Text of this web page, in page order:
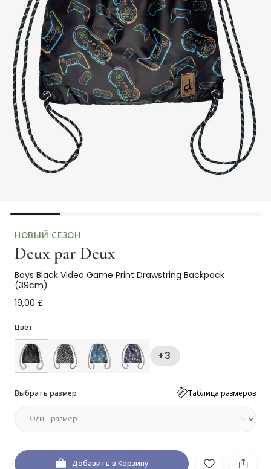
НОВЫЙ СЕЗОН
Deux par Deux
Boys Black Video Game Print Drawstring Backpack
(39cm)
19,00 £
Цвет
+3
Выбрать размер Таблица размеров
Добавить в Корзину